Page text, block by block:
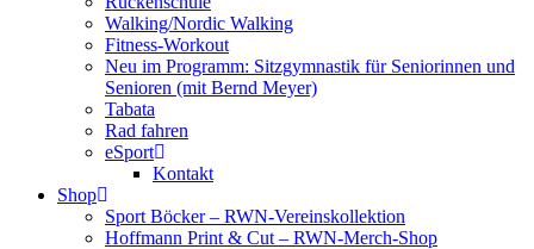
Walking/Nordic Walking
Fitness-Workout
Neu im Programm: Sitzgymnastik für Seniorinnen und
Senioren (mit Bernd Meyer)
Tabata
Rad fahren
eSport
Kontakt
Shop
Sport Böcker – RWN-Vereinskollektion
Hoffmann Print & Cut – RWN-Merch-Shop